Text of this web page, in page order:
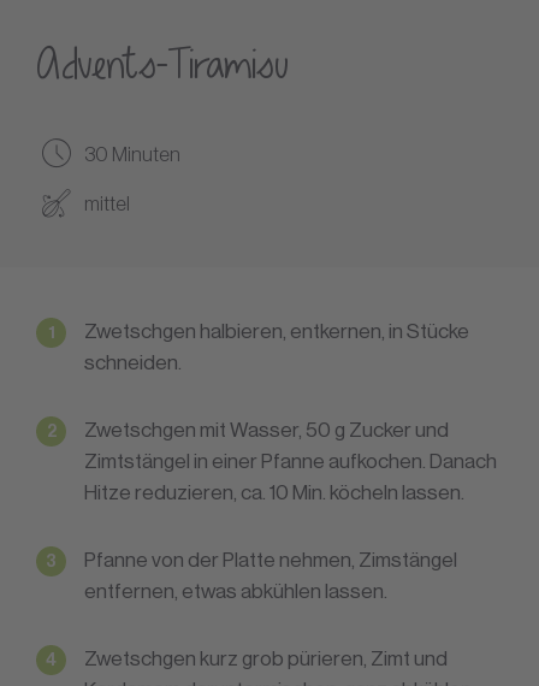
Advents-Tiramisu
30 Minuten
mittel
Zwetschgen halbieren, entkernen, in Stücke
schneiden.
Zwetschgen mit Wasser, 50 g Zucker und
Zimtstängel in einer Pfanne aufkochen. Danach
Hitze reduzieren, ca. 10 Min. köcheln lassen.
Pfanne von der Platte nehmen, Zimstängel
entfernen, etwas abkühlen lassen.
Zwetschgen kurz grob pürieren, Zimt und